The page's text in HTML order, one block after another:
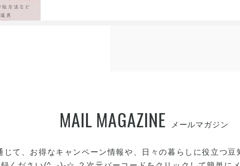
今悩んでいるならまずはLINEでお友達追加で、
オンライン無料体験レッスンしていただけます
MAIL MAGAZINE
じて、お得なキャンペーン情報や、日々の暮らしに役立つ